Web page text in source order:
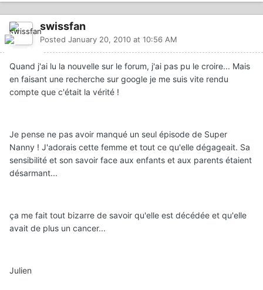
swissfan
Posted January 20, 2010 at 10:56 AM
Quand j'ai lu la nouvelle sur le forum, j'ai pas pu le croire... Mais
en faisant une recherche sur google je me suis vite rendu
compte que c'était la vérité !
Je pense ne pas avoir manqué un seul épisode de Super
Nanny ! J'adorais cette femme et tout ce qu'elle dégageait. Sa
sensibilité et son savoir face aux enfants et aux parents étaient
désarmant...
ça me fait tout bizarre de savoir qu'elle est décédée et qu'elle
avait de plus un cancer...
Julien